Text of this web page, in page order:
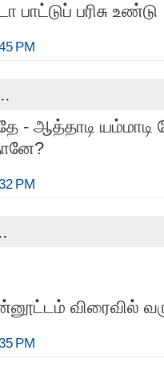
பரிசு உண்டு
PM
- ஆத்தாடி யம்மாடி
PM
விரைவில்
PM